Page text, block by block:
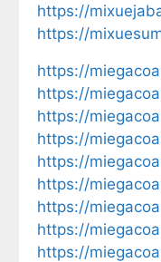
https://
https://
https://
https://
https://
https://
https://
https://
https://
https://
https://